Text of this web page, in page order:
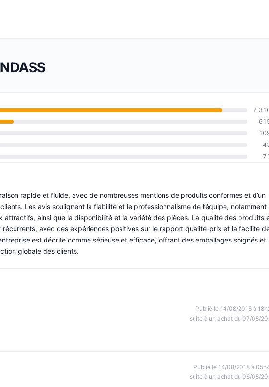
10
7
71
rapide et fluide, avec de nombreuses mentions de produits conformes et d’un
Les avis soulignent la fiabilité et le professionnalisme de l’équipe, notamment
attractifs, ainsi que la disponibilité et la variété des pièces. La qualité des produits
récurrents, avec des expériences positives sur le rapport qualité-prix et la facilité
est décrite comme sérieuse et efficace, offrant des emballages soignés et
globale des clients.
Publié le 14/08/2018 à
suite à un achat du 07/08/
Publié le 14/08/2018 à
suite à un achat du 06/08/